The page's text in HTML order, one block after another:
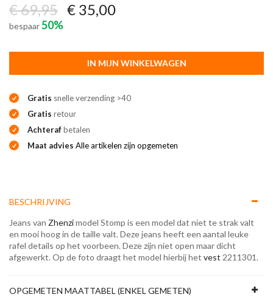
€ 69,95 € 35,00
bespaar50%
IN MIJN WINKELWAGEN
Gratis snelle verzending >40
Gratis retour
Achterafbetalen
Maat advies Alle artikelen zijn opgemeten
BESCHRIJVING
Jeans van Zhenzimodel Stomp is een model dat niet te strak valt
en mooi hoog in de taille valt. Deze jeans heeft een aantal leuke
rafel details op het voorbeen. Deze zijn niet open maar dicht
afgewerkt. Op de foto draagt het model hierbij het vest 2211301.
OPGEMETEN MAATTABEL (ENKEL GEMETEN)